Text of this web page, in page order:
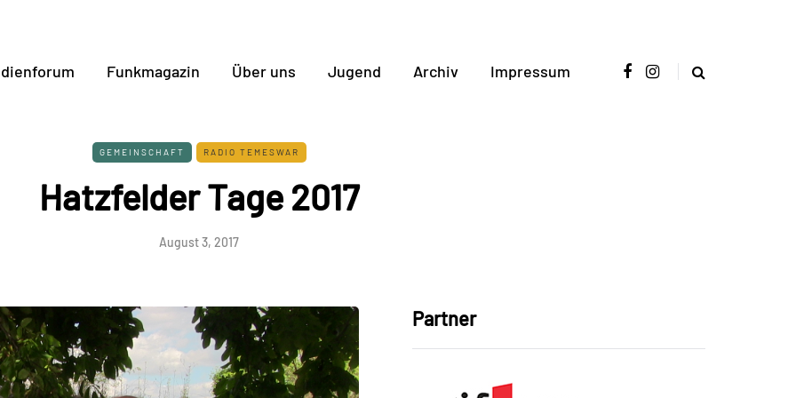
Funkmagazin Über uns Jugend Archiv Impressum
GEMEINSCHAFT RADIO TEMESWAR
Hatzfelder Tage 2017
August 3, 2017
Partner